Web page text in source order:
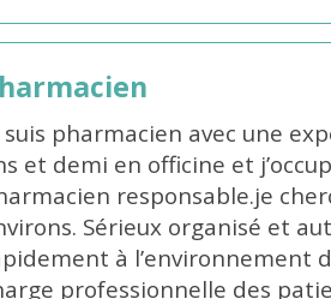
suis pharmacien avec une
et demi en officine et
responsable.je
Sérieux organisé et
à l’environnement
professionnelle des